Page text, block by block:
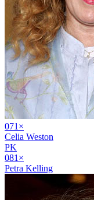
071 ×
Celia Weston
PK
081 ×
Petra Kelling